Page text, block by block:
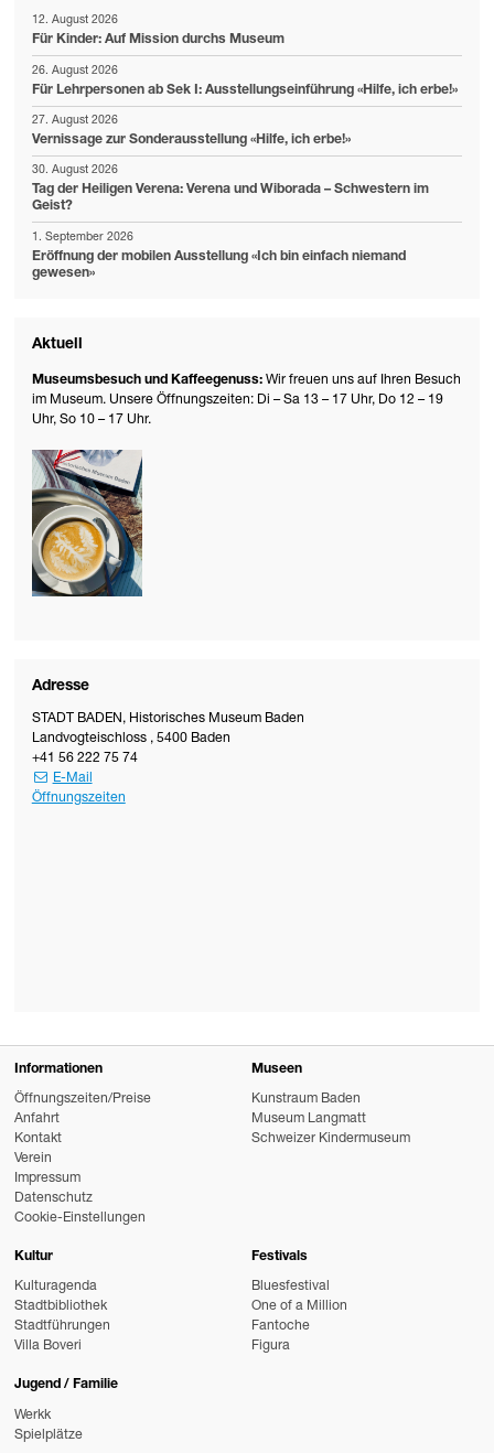
12. August 2026
Für Kinder: Auf Mission durchs Museum
26. August 2026
Für Lehrpersonen ab Sek I: Ausstellungseinführung «Hilfe, ich erbe!»
27. August 2026
Vernissage zur Sonderausstellung «Hilfe, ich erbe!»
30. August 2026
Tag der Heiligen Verena: Verena und Wiborada – Schwestern im
Geist?
1. September 2026
Eröffnung der mobilen Ausstellung «Ich bin einfach niemand
gewesen»
Aktuell
Museumsbesuch und Kaffeegenuss:Wir freuen uns auf Ihren Besuch
im Museum. Unsere Öffnungszeiten: Di – Sa 13 – 17 Uhr, Do 12 – 19
Uhr, So 10 – 17 Uhr.
Adresse
STADT BADEN , Historisches Museum Baden
Landvogteischloss , 5400 Baden
+41 56 222 75 74
E-Mail
Öffnungszeiten
Informationen
Öffnungszeiten/Preise
Anfahrt
Kontakt
Verein
Impressum
Datenschutz
Cookie-Einstellungen
Museen
Kunstraum Baden
Museum Langmatt
Schweizer Kindermuseum
Kultur
Kulturagenda
Stadtbibliothek
Stadtführungen
Villa Boveri
Festivals
Bluesfestival
One of a Million
Fantoche
Figura
Jugend / Familie
Werkk
Spielplätze